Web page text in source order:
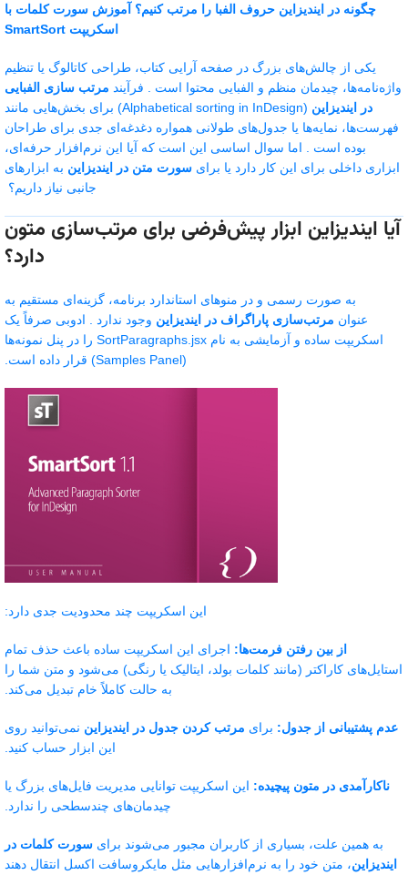
چگونه در ایندیزاین حروف الفبا را مرتب کنیم؟ آموزش سورت کلمات با
اسکریپت SmartSort
یکی از چالش‌های بزرگ در صفحه آرایی کتاب، طراحی کاتالوگ یا تنظیم
واژه‌نامه‌ها، چیدمان منظم و الفبایی محتوا است . فرآیند مرتب سازی الفبایی
در ایندیزاین
(Alphabetical sorting in InDesign) برای بخش‌هایی مانند
فهرست‌ها، نمایه‌ها یا جدول‌های طولانی همواره دغدغه‌ای جدی برای طراحان
بوده است . اما سوال اساسی این است که آیا این نرم‌افزار حرفه‌ای،
ابزاری داخلی برای این کار دارد یا برای سورت متن در ایندیزاین به ابزارهای
جانبی نیاز داریم؟
آیا ایندیزاین ابزار پیش‌فرضی برای مرتب‌سازی متون
دارد؟
به صورت رسمی و در منوهای استاندارد برنامه، گزینه‌ای مستقیم به
عنوان مرتب‌سازی پاراگراف در ایندیزاین وجود ندارد . ادوبی صرفاً یک
اسکریپت ساده و آزمایشی به نام SortParagraphs.jsx را در پنل نمونه‌ها
(Samples Panel) قرار داده است.
این اسکریپت چند محدودیت جدی دارد:
از بین رفتن فرمت‌ها: اجرای این اسکریپت ساده باعث حذف تمام
استایل‌های کاراکتر (مانند کلمات بولد، ایتالیک یا رنگی) می‌شود و متن شما را
به حالت کاملاً خام تبدیل می‌کند.
عدم پشتیبانی از جدول: برای مرتب کردن جدول در ایندیزاین نمی‌توانید روی
این ابزار حساب کنید.
ناکارآمدی در متون پیچیده: این اسکریپت توانایی مدیریت فایل‌های بزرگ یا
چیدمان‌های چندسطحی را ندارد.
به همین علت، بسیاری از کاربران مجبور می‌شوند برای سورت کلمات در
ایندیزاین، متن خود را به نرم‌افزارهایی مثل مایکروسافت اکسل انتقال دهند